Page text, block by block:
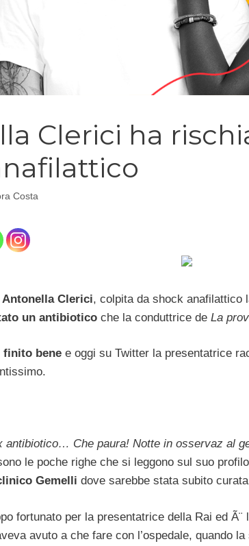
Clerici ha
Costa
Antonella Clerici, colpita da shock anafilattico
un antibiotico che la conduttrice de La
finito bene e oggi su Twitter la presentatrice
antibiotico… Che paura! Notte in osservaz al
le poche righe che si leggono sul suo
Gemelli dove sarebbe stata subito
fortunato per la presentatrice della Rai ed
avuto a che fare con l’ospedale, quando la